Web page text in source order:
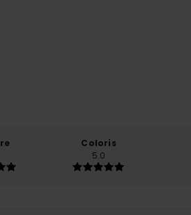
Coloris
5.0